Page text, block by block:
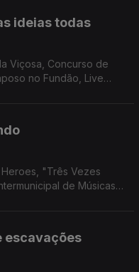
ideias todas
Viçosa, Concurso de
no Fundão, Live
"Três Vezes
de Músicas
escavações